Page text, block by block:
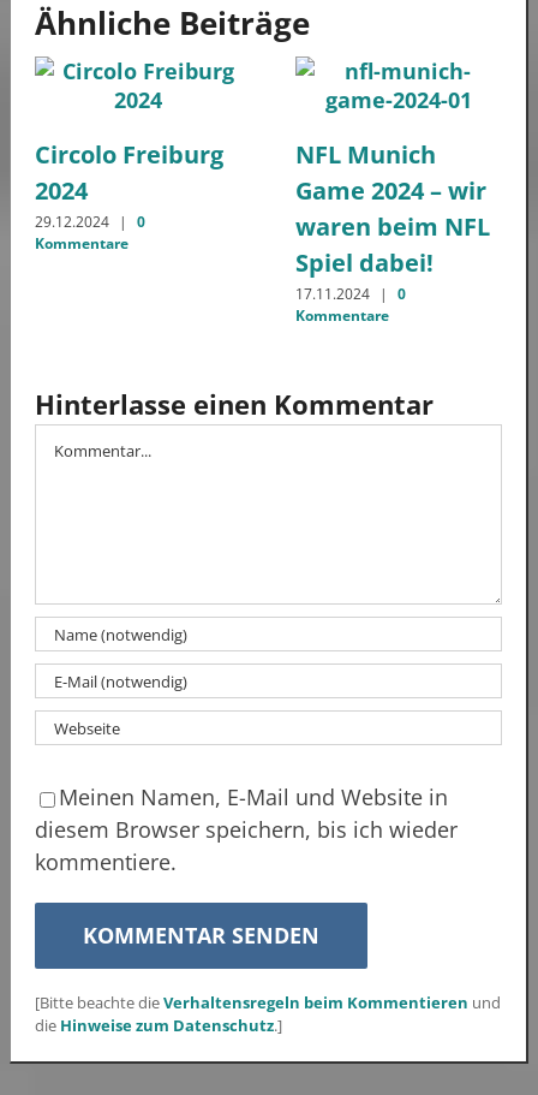
Ähnliche Beiträge
Circolo Freiburg
2024
29.12.2024 |
0
Kommentare
NFL Munich
Game 2024 – wir
waren beim NFL
Spiel dabei!
17.11.2024 |
0
Kommentare
Hinterlasse einen Kommentar
Kommentar
Meinen Namen, E-Mail und Website in
diesem Browser speichern, bis ich wieder
kommentiere.
[Bitte beachte dieVerhaltensregeln beim Kommentieren und
die Hinweise zum Datenschutz.]